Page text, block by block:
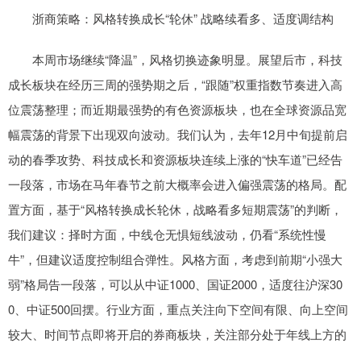
浙商策略：风格转换成长“轮休” 战略续看多、适度调结构
本周市场继续“降温”，风格切换迹象明显。展望后市，科技
成长板块在经历三周的强势期之后，“跟随”权重指数节奏进入高
位震荡整理；而近期最强势的有色资源板块，也在全球资源品宽
幅震荡的背景下出现双向波动。我们认为，去年12月中旬提前启
动的春季攻势、科技成长和资源板块连续上涨的“快车道”已经告
一段落，市场在马年春节之前大概率会进入偏强震荡的格局。配
置方面，基于“风格转换成长轮休，战略看多短期震荡”的判断，
我们建议：择时方面，中线仓无惧短线波动，仍看“系统性慢
牛”，但建议适度控制组合弹性。风格方面，考虑到前期“小强大
弱”格局告一段落，可以从中证1000、国证2000，适度往沪深30
0、中证500回摆。行业方面，重点关注向下空间有限、向上空间
较大、时间节点即将开启的券商板块，关注部分处于年线上方的